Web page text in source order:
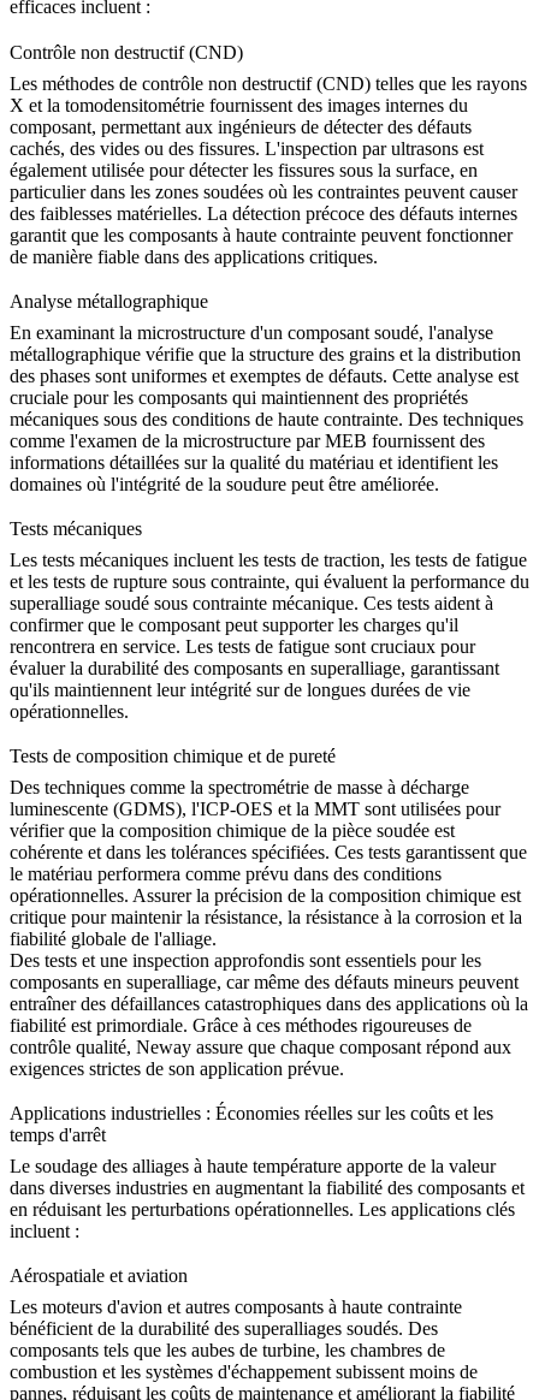
efficaces incluent :
Contrôle non destructif (CND)
Les méthodes de contrôle non destructif (CND) telles que les rayons
X et la tomodensitométrie fournissent des images internes du
composant, permettant aux ingénieurs de détecter des défauts
cachés, des vides ou des fissures. L'inspection par ultrasons est
également utilisée pour détecter les fissures sous la surface, en
particulier dans les zones soudées où les contraintes peuvent causer
des faiblesses matérielles. La détection précoce des défauts internes
garantit que les composants à haute contrainte peuvent fonctionner
de manière fiable dans des applications critiques.
Analyse métallographique
En examinant la microstructure d'un composant soudé, l'analyse
métallographique vérifie que la structure des grains et la distribution
des phases sont uniformes et exemptes de défauts. Cette analyse est
cruciale pour les composants qui maintiennent des propriétés
mécaniques sous des conditions de haute contrainte. Des techniques
comme l'examen de la microstructure par MEB fournissent des
informations détaillées sur la qualité du matériau et identifient les
domaines où l'intégrité de la soudure peut être améliorée.
Tests mécaniques
Les tests mécaniques incluent les tests de traction, les tests de fatigue
et les tests de rupture sous contrainte, qui évaluent la performance du
superalliage soudé sous contrainte mécanique. Ces tests aident à
confirmer que le composant peut supporter les charges qu'il
rencontrera en service. Les tests de fatigue sont cruciaux pour
évaluer la durabilité des composants en superalliage, garantissant
qu'ils maintiennent leur intégrité sur de longues durées de vie
opérationnelles.
Tests de composition chimique et de pureté
Des techniques comme la spectrométrie de masse à décharge
luminescente (GDMS), l'ICP-OES et la MMT sont utilisées pour
vérifier que la composition chimique de la pièce soudée est
cohérente et dans les tolérances spécifiées. Ces tests garantissent que
le matériau performera comme prévu dans des conditions
opérationnelles. Assurer la précision de la composition chimique est
critique pour maintenir la résistance, la résistance à la corrosion et la
fiabilité globale de l'alliage.
Des tests et une inspection approfondis sont essentiels pour les
composants en superalliage, car même des défauts mineurs peuvent
entraîner des défaillances catastrophiques dans des applications où la
fiabilité est primordiale. Grâce à ces méthodes rigoureuses de
contrôle qualité, Neway assure que chaque composant répond aux
exigences strictes de son application prévue.
Applications industrielles : Économies réelles sur les coûts et les
temps d'arrêt
Le soudage des alliages à haute température apporte de la valeur
dans diverses industries en augmentant la fiabilité des composants et
en réduisant les perturbations opérationnelles. Les applications clés
incluent :
Aérospatiale et aviation
Les moteurs d'avion et autres composants à haute contrainte
bénéficient de la durabilité des superalliages soudés. Des
composants tels que les aubes de turbine, les chambres de
combustion et les systèmes d'échappement subissent moins de
pannes, réduisant les coûts de maintenance et améliorant la fiabilité